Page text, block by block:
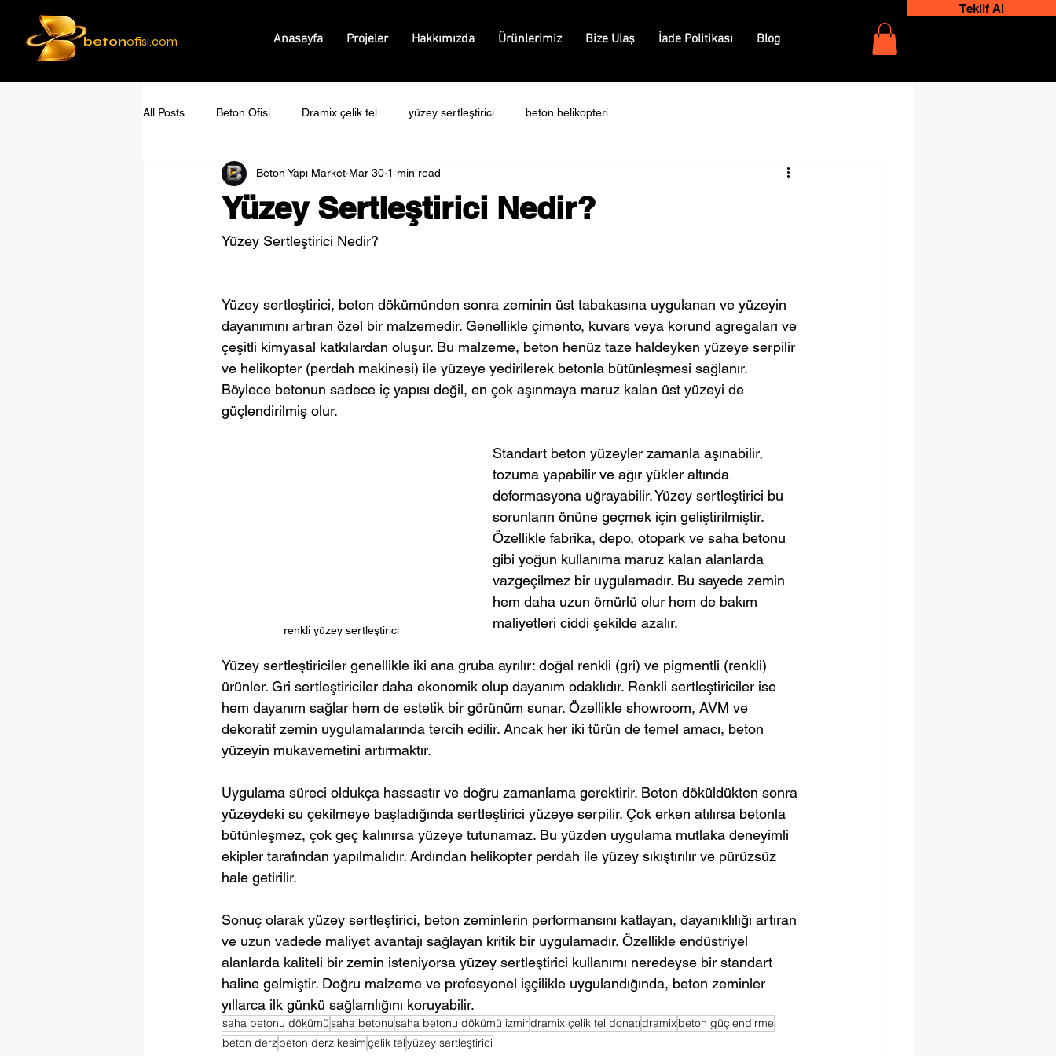
betonofisi.com Anasayfa Projeler Hakkımızda Ürünlerimiz Bize Ulaş İade Politikası Blog
Teklif Al
All Posts Beton Ofisi Dramix çelik tel yüzey sertleştirici beton helikopteri
Yüzey Sertleştirici Nedir?
Beton Yapı Market Mar 30 1 min read
Yüzey Sertleştirici Nedir?
Yüzey sertleştirici, beton dökümünden sonra zeminin üst tabakasına uygulanan ve yüzeyin
dayanımını artıran özel bir malzemedir. Genellikle çimento, kuvars veya korund agregaları ve
çeşitli kimyasal katkılardan oluşur. Bu malzeme, beton henüz taze haldeyken yüzeye serpilir
ve helikopter (perdah makinesi) ile yüzeye yedirilerek betonla bütünleşmesi sağlanır.
Böylece betonun sadece iç yapısı değil, en çok aşınmaya maruz kalan üst yüzeyi de
güçlendirilmiş olur.
renkli yüzey sertleştirici
Standart beton yüzeyler zamanla aşınabilir,
tozuma yapabilir ve ağır yükler altında
deformasyona uğrayabilir. Yüzey sertleştirici bu
sorunların önüne geçmek için geliştirilmiştir.
Özellikle fabrika, depo, otopark ve saha betonu
gibi yoğun kullanıma maruz kalan alanlarda
vazgeçilmez bir uygulamadır. Bu sayede zemin
hem daha uzun ömürlü olur hem de bakım
maliyetleri ciddi şekilde azalır.
Yüzey sertleştiriciler genellikle iki ana gruba ayrılır: doğal renkli (gri) ve pigmentli (renkli)
ürünler. Gri sertleştiriciler daha ekonomik olup dayanım odaklıdır. Renkli sertleştiriciler ise
hem dayanım sağlar hem de estetik bir görünüm sunar. Özellikle showroom, AVM ve
dekoratif zemin uygulamalarında tercih edilir. Ancak her iki türün de temel amacı, beton
yüzeyin mukavemetini artırmaktır.
Uygulama süreci oldukça hassastır ve doğru zamanlama gerektirir. Beton döküldükten sonra
yüzeydeki su çekilmeye başladığında sertleştirici yüzeye serpilir. Çok erken atılırsa betonla
bütünleşmez, çok geç kalınırsa yüzeye tutunamaz. Bu yüzden uygulama mutlaka deneyimli
ekipler tarafından yapılmalıdır. Ardından helikopter perdah ile yüzey sıkıştırılır ve pürüzsüz
hale getirilir.
Sonuç olarak yüzey sertleştirici, beton zeminlerin performansını katlayan, dayanıklılığı artıran
ve uzun vadede maliyet avantajı sağlayan kritik bir uygulamadır. Özellikle endüstriyel
alanlarda kaliteli bir zemin isteniyorsa yüzey sertleştirici kullanımı neredeyse bir standart
haline gelmiştir. Doğru malzeme ve profesyonel işçilikle uygulandığında, beton zeminler
yıllarca ilk günkü sağlamlığını koruyabilir.
saha betonu dökümüsaha betonusaha betonu dökümü izmirdramix çelik tel donatıdramixbeton güçlendirme
beton derzbeton derz kesimçelik telyüzey sertleştirici